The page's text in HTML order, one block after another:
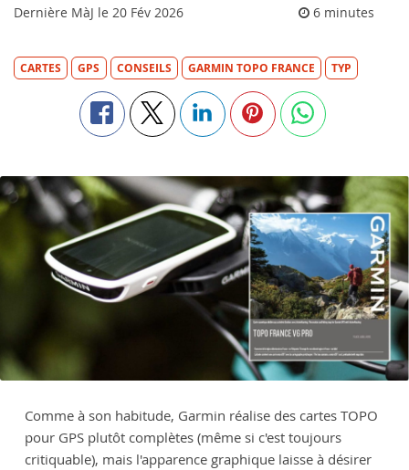
6 minutes
Dernière MàJ le 20 Fév 2026
CARTES GPS CONSEILS GARMIN TOPO FRANCE TYP
Comme à son habitude, Garmin réalise des cartes TOPO
pour GPS plutôt complètes (même si c'est toujours
critiquable), mais l'apparence graphique laisse à désirer